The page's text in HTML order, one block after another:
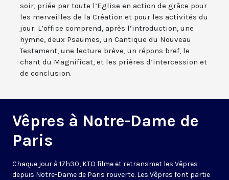
soir, priée par toute l’Eglise en action de grâce pour
les merveilles de la Création et pour les activités du
jour. L’office comprend, après l’introduction, une
hymne, deux Psaumes, un Cantique du Nouveau
Testament, une lecture brève, un répons bref, le
chant du Magnificat, et les prières d’intercession et
de conclusion.
Vêpres à Notre-Dame de
Paris
Chaque jour à 17h30, KTO filme et retransmet les Vêpres
depuis Notre-Dame de Paris rouverte. Les Vêpres font partie